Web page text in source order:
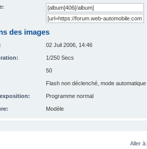
des images
02 Juil 2006, 14:46
1/250 Secs
50
Flash non déclenché, mode automatique
Programme normal
Modèle
Aller à: